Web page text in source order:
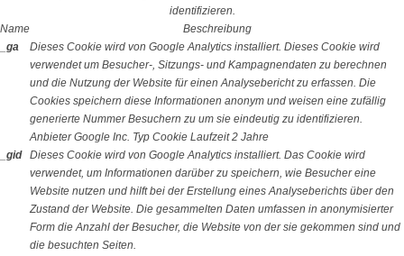
identifizieren.
Name
Beschreibung
_ga
Dieses Cookie wird von Google Analytics installiert. Dieses Cookie wird
verwendet um Besucher-, Sitzungs- und Kampagnendaten zu berechnen
und die Nutzung der Website für einen Analysebericht zu erfassen. Die
Cookies speichern diese Informationen anonym und weisen eine zufällig
generierte Nummer Besuchern zu um sie eindeutig zu identifizieren.
Anbieter Google Inc. Typ Cookie Laufzeit 2 Jahre
_gid
Dieses Cookie wird von Google Analytics installiert. Das Cookie wird
verwendet, um Informationen darüber zu speichern, wie Besucher eine
Website nutzen und hilft bei der Erstellung eines Analyseberichts über den
Zustand der Website. Die gesammelten Daten umfassen in anonymisierter
Form die Anzahl der Besucher, die Website von der sie gekommen sind und
die besuchten Seiten.